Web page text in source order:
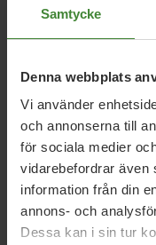
Samtycke
Denna webbplats
Vi använder
och annonserna till
för sociala medier
vidarebefordrar även
information från din
annons- och
Dessa kan i sin tur
0709936897
Facebook
Mer om Tanja